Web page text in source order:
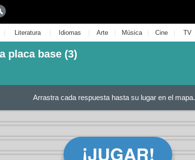
| Literatura | Idiomas | Arte | Música | Cine | TV
placa base (3)
Arrastra cada respuesta hasta su lugar en el mapa.